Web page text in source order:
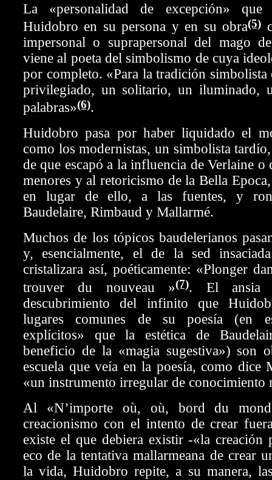
La «personalidad de excepción» que
Huidobro en su persona y en su obra(5)
impersonal o suprapersonal del mago
viene al poeta del simbolismo de cuya
por completo. «Para la tradición simbolista
privilegiado, un solitario, un iluminado,
palabras»(6).
Huidobro pasa por haber liquidado el
como los modernistas, un simbolista
de que escapó a la influencia de Verlaine o
menores y al retoricismo de la Bella
en lugar de ello, a las fuentes, y
Baudelaire, Rimbaud y Mallarmé.
Muchos de los tópicos baudelerianos
y, esencialmente, el de la sed
cristalizara así, poéticamente: «Plonger
trouver du nouveau »(7). El ansia
descubrimiento del infinito que
lugares comunes de su poesía (en
explícitos» que la estética de
beneficio de la «magia sugestiva») son
escuela que veía en la poesía, como dice
«un instrumento irregular de conocimiento
Al «N’importe où, où, bord du
creacionismo con el intento de crear
existe el que debiera existir -«la creación
eco de la tentativa mallarmeana de crear
la vida, Huidobro repite, a su manera,